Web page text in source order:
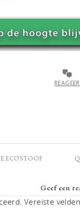
REAGEER
ECOSTOOF
Geef een
Vereiste